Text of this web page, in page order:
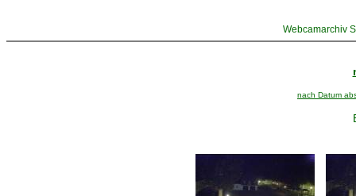
Webcamarchiv
nach Datum